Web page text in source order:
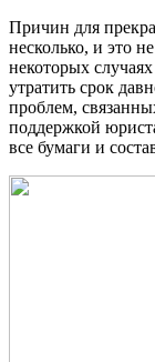
Причин для
несколько, и это
некоторых
утратить срок
проблем,
поддержкой
все бумаги и